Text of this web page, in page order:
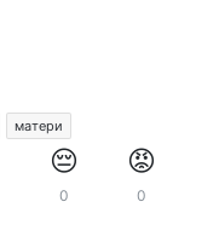
матери
😔
0
😡
0